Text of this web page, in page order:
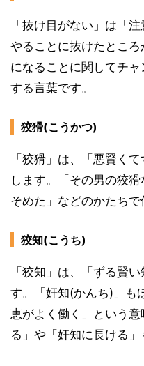
「抜け目がない」は「
やることに抜けたとこ
になることに関してチ
する言葉です。
狡猾(こうかつ)
「狡猾」は、「悪賢く
します。「その男の狡
そめた」などのかたちで
狡知(こうち)
「狡知」は、「ずる賢
す。「奸知(かんち)」も
恵がよく働く」という
る」や「奸知に長ける」